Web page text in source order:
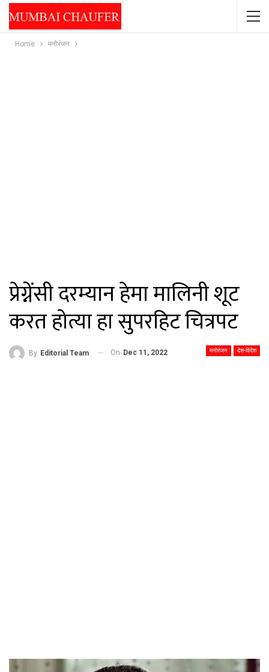
Home मनोरंजन
प्रेग्नेंसी दरम्यान हेमा मालिनी शूट
करत होत्या हा सुपरहिट चित्रपट
मनोरंजन देश-विदेश
By Editorial Team On Dec 11, 2022